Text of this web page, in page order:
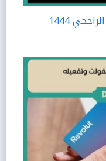
1444